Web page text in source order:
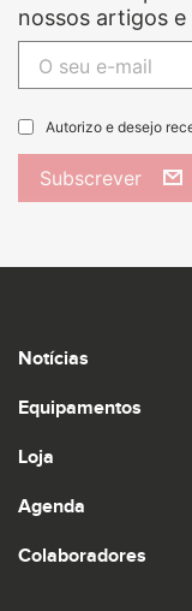
nossos artigos
Autorizo e desejo
Subscrever
Notícias
Equipamentos
Loja
Agenda
Colaboradores